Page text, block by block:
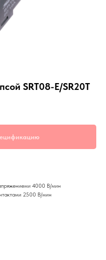
SRT08-E/SR20T
4000 В/мин
2500 В/мин